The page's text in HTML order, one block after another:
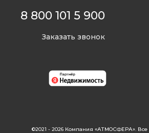
8 800 101 5 900
Заказать звонок
©2021 - 2026 Компания «АТМОСФЕРА».